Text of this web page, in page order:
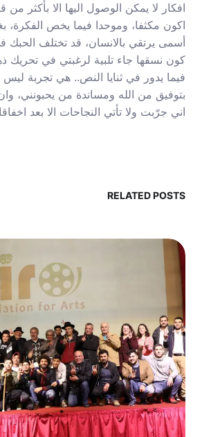
افكار لا يمكن الوصول اليها الا بأكثر
اكون مكثفا، وموحدا فيما يخص الفكرة،
أسمى يرتقي بالانسان، قد تختلف
كون نسقها جاء تلبية لرغبتي في تحريك
فيما يدور في ثنايا النص.. هي تجربة ليس
بتوفيق من الله ومساندة من يحبونني،
اني جرّبت ولا تأتي النجاحات الا بعد
RELATED POSTS